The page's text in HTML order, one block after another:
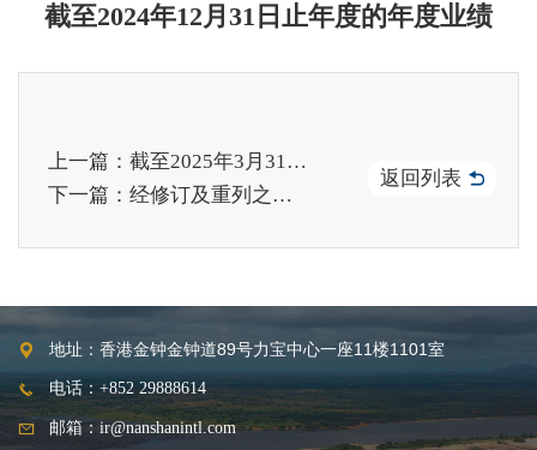
截至2024年12月31日止年度的年度业绩
上一篇：截至2025年3月31日之股份发行人的证券变动月报表
下一篇：经修订及重列之组织章程大纲及细则
返回列表
地址：香港金钟金钟道89号力宝中心一座11楼1101室
电话：+852 29888614
邮箱：ir@nanshanintl.com